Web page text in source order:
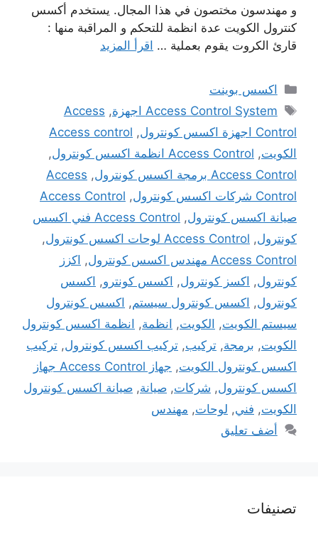
و مهندسون مختصون في هذا المجال. يستخدم أكسس
كنترول الكويت عدة انظمة للتحكم و المراقبة منها :
قارئ الكروت يقوم بعملية … اقرأ المزيد
التصنيفات
اكسس بوينت
الوسوم
Access Control System اجهزة ,
Access
Control اجهزة اكسس كونترول
,
Access control
الكويت, Access Control انظمة اكسس كونترول
,
Access Control برمجة اكسس كونترول
,
Access
Control شركات اكسس كونترول
,
Access Control
صيانة اكسس كونترول,
Access Control فني اكسس
كونترول, Access Control لوحات اكسس كونترول
,
Access Control مهندس اكسس كونترول
, اكزز
كونترول, اكسز كونترول, اكسس كونترو, اكسس
كونترول, اكسس كونترول سيستم, اكسس كونترول
سيستم الكويت, الكويت, انظمة, انظمة اكسس كونترول
الكويت, برمجة, تركيب, تركيب اكسس كونترول, تركيب
اكسس كونترول الكويت,
جهاز Access Control جهاز
اكسس كونترول, شركات, صيانة, صيانة اكسس كونترول
الكويت, فني, لوحات, مهندس
أضف تعليق
تصنيفات